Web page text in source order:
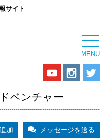
報サイト
ベンチャー
加 メッセージを送る